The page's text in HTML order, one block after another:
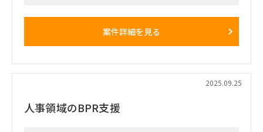
・分析基盤の構築のためのデータの加工や整理、統合
・CDP・BIなどのデータ基盤上でのプロダクトの展開、機能追
案件詳細を見る
2025.09.25
人事領域のBPR支援